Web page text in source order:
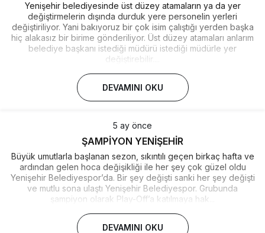
Yenişehir belediyesinde üst düzey atamaların ya da yer
değiştirmelerin dışında durduk yere personelin yerleri
değiştiriliyor. Yani bakıyoruz bir çok isim çalıştığı yerden başka
hiç alakasız bir birime gönderiliyor. Üst düzey atamaları anlarım
belediye başkanı istediği müdürü istediği müdürle yer
değiştirebilir....
DEVAMINI OKU
5 ay önce
ŞAMPİYON YENİŞEHİR
Büyük umutlarla başlanan sezon, sıkıntılı geçen birkaç hafta ve
ardından gelen hoca değişikliği ile her şey çok güzel oldu
Yenişehir Belediyespor’da. Bir şey değişti sanki her şey değişti
ve mutlu sona ulaştı Yenişehir Belediyespor. Grubunda
şampiyon olarak Play-Off’a katılmaya hak...
DEVAMINI OKU